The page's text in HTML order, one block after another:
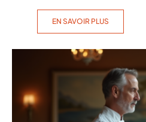
EN SAVOIR PLUS